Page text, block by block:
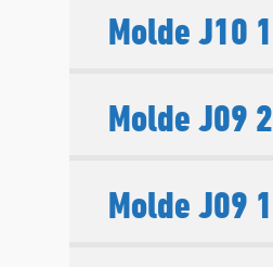
Molde J10 1
Molde J09 2
Molde J09 1